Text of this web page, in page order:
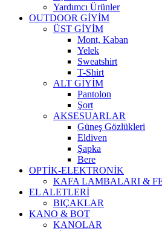
Yardımcı Ürünler
OUTDOOR GİYİM
ÜST GİYİM
Mont, Kaban
Yelek
Sweatshirt
T-Shirt
ALT GİYİM
Pantolon
Şort
AKSESUARLAR
Güneş Gözlükleri
Eldiven
Şapka
Bere
OPTİK-ELEKTRONİK
KAFA LAMBALARI &
EL ALETLERİ
BIÇAKLAR
KANO & BOT
KANOLAR